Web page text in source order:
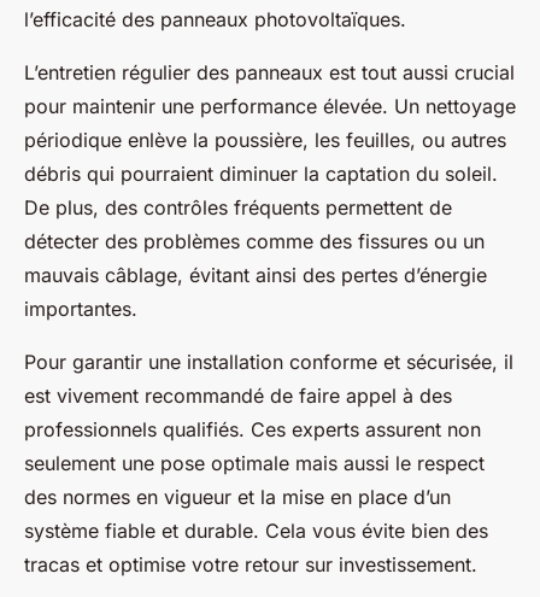
l’efficacité des panneaux photovoltaïques.
L’entretien régulier des panneaux est tout aussi crucial
pour maintenir une performance élevée. Un nettoyage
périodique enlève la poussière, les feuilles, ou autres
débris qui pourraient diminuer la captation du soleil.
De plus, des contrôles fréquents permettent de
détecter des problèmes comme des fissures ou un
mauvais câblage, évitant ainsi des pertes d’énergie
importantes.
Pour garantir une installation conforme et sécurisée, il
est vivement recommandé de faire appel à des
professionnels qualifiés. Ces experts assurent non
seulement une pose optimale mais aussi le respect
des normes en vigueur et la mise en place d’un
système fiable et durable. Cela vous évite bien des
tracas et optimise votre retour sur investissement.